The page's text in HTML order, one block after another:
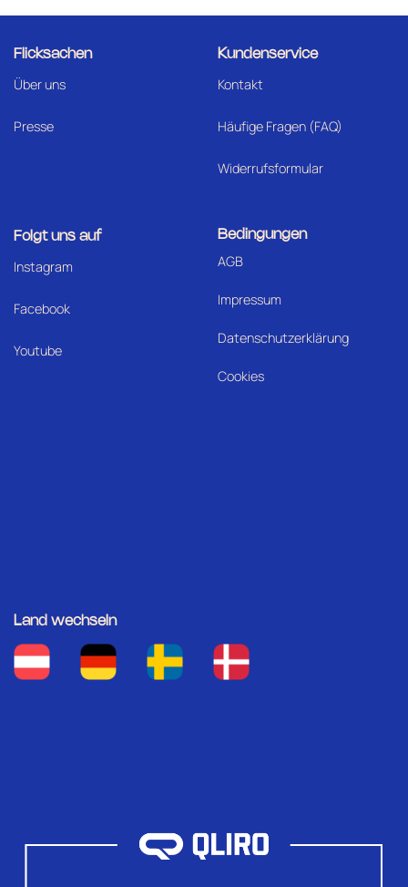
Flicksachen
Über uns
Presse
Kundenservice
Kontakt
Häufige Fragen (FAQ)
Widerrufsformular
Folgt uns auf
Instagram
Facebook
Youtube
Bedingungen
AGB
Impressum
Datenschutzerklärung
Cookies
Land wechseln